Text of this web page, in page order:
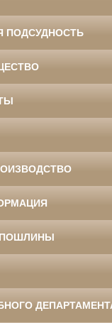
ПОДСУДНОСТЬ